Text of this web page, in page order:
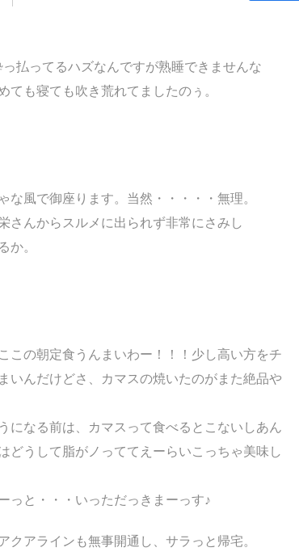
払ってるハズなんですが熟睡できませんな
も寝ても吹き荒れてましたのぅ。
風で御座ります。当然・・・・・無理。
さんからスルメに出られず非常にさみし
か。
この朝定食うんまいわー！！！少し高い方をチ
いんだけどさ、カマスの焼いたのがまた絶品や
になる前は、カマスって食べるとこないしあん
どうして脂がノっててえーらいこっちゃ美味し
っと・・・いっただっきまーっす♪
アラインも無事開通し、サラっと帰宅。